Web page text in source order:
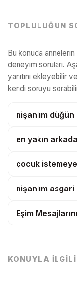
TOPLULUĞUN
Bu konuda
deneyim soruları.
yanıtını ekleyebilir
kendi soruyu
Eşim
KONUYLA İLGILI